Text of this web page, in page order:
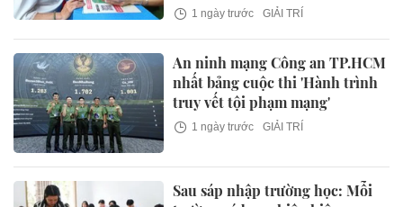
1 ngày trước GIẢI TRÍ
An ninh mạng Công an TP.HCM
nhất bảng cuộc thi 'Hành trình
truy vết tội phạm mạng'
1 ngày trước GIẢI TRÍ
Sau sáp nhập trường học: Mỗi